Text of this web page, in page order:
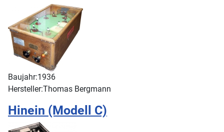
Baujahr:1936
Hersteller:Thomas Bergmann
Hinein (Modell C)